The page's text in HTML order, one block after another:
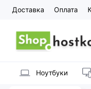
Доставка Оплата
Ноутбуки